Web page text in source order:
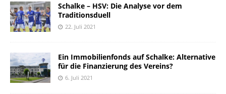
Schalke – HSV: Die Analyse vor dem
Traditionsduell
22. Juli 2021
Ein Immobilienfonds auf Schalke: Alternative
für die Finanzierung des Vereins?
6. Juli 2021